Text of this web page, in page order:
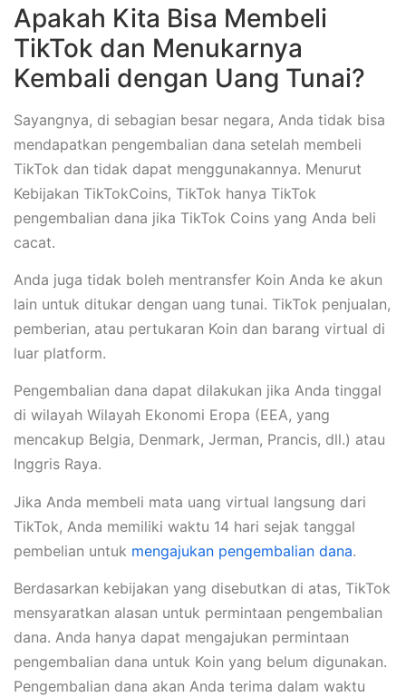
Apakah Kita Bisa Membeli
TikTok dan Menukarnya
Kembali dengan Uang Tunai?
Sayangnya, di sebagian besar negara, Anda tidak bisa
mendapatkan pengembalian dana setelah membeli
TikTok dan tidak dapat menggunakannya. Menurut
Kebijakan TikTokCoins, TikTok hanya TikTok
pengembalian dana jika TikTok Coins yang Anda beli
cacat.
Anda juga tidak boleh mentransfer Koin Anda ke akun
lain untuk ditukar dengan uang tunai. TikTok penjualan,
pemberian, atau pertukaran Koin dan barang virtual di
luar platform.
Pengembalian dana dapat dilakukan jika Anda tinggal
di wilayah Wilayah Ekonomi Eropa (EEA, yang
mencakup Belgia, Denmark, Jerman, Prancis, dll.) atau
Inggris Raya.
Jika Anda membeli mata uang virtual langsung dari
TikTok, Anda memiliki waktu 14 hari sejak tanggal
pembelian untuk mengajukan pengembalian dana.
Berdasarkan kebijakan yang disebutkan di atas, TikTok
mensyaratkan alasan untuk permintaan pengembalian
dana. Anda hanya dapat mengajukan permintaan
pengembalian dana untuk Koin yang belum digunakan.
Pengembalian dana akan Anda terima dalam waktu